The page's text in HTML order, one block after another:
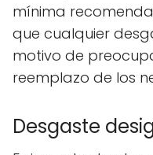
mínima
que cualquier
motivo de
reemplazo de los
Desgaste